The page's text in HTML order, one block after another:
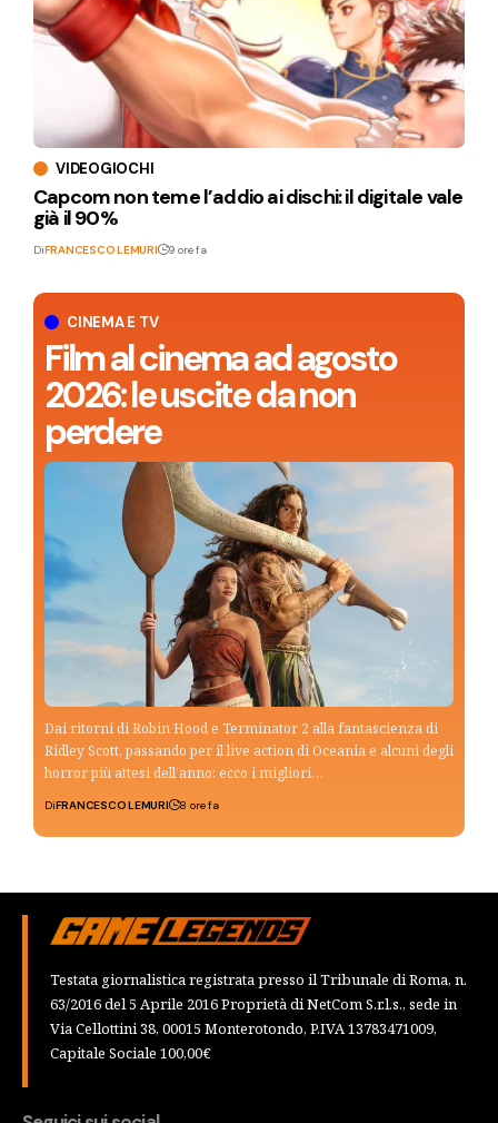
CINEMA E TV
Film al cinema ad agosto
2026: le uscite da non
perdere
Dai ritorni di Robin Hood e Terminator 2 alla fantascienza di
Ridley Scott, passando per il live action di Oceania e alcuni degli
horror più attesi dell’anno: ecco i migliori…
DiFRANCESCO LEMURI 8 ore fa
VIDEOGIOCHI
Capcom non teme l’addio ai dischi: il digitale vale
già il 90%
DiFRANCESCO LEMURI 9 ore fa
Testata giornalistica registrata presso il Tribunale di Roma, n.
63/2016 del 5 Aprile 2016 Proprietà di NetCom S.r.l.s., sede in
Via Cellottini 38, 00015 Monterotondo, P.IVA 13783471009,
Capitale Sociale 100,00€